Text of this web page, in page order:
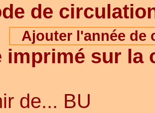
de
Ajouter l'année de
imprimé sur la
de... BU